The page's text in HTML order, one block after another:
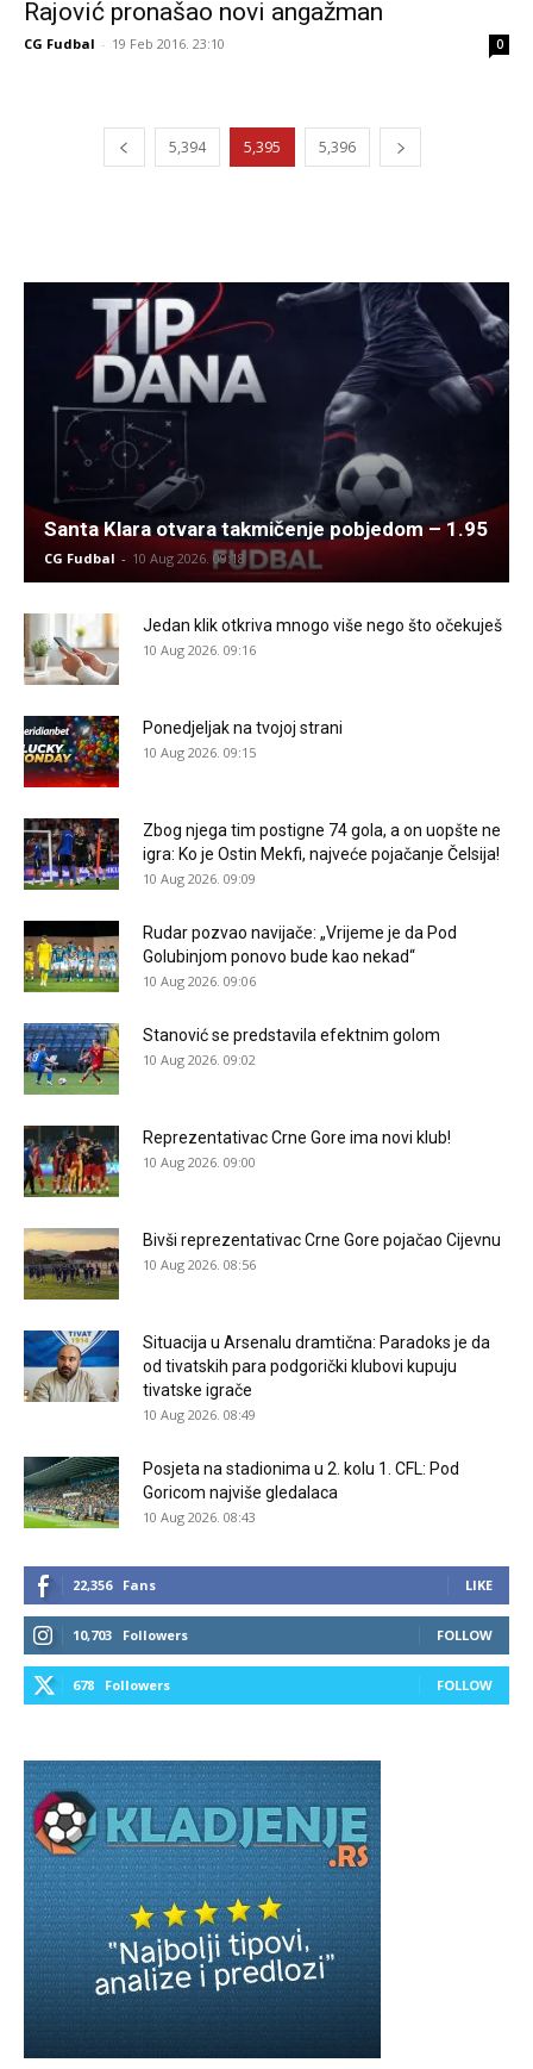
Rajović pronašao novi angažman
CG Fudbal - 19 Feb 2016. 23:10 0
5,394 5,395 5,396
Santa Klara otvara takmičenje pobjedom – 1.95
CG Fudbal - 10 Aug 2026. 09:18
Jedan klik otkriva mnogo više nego što očekuješ
10 Aug 2026. 09:16
Ponedjeljak na tvojoj strani
10 Aug 2026. 09:15
Zbog njega tim postigne 74 gola, a on uopšte ne
igra: Ko je Ostin Mekfi, najveće pojačanje Čelsija!
10 Aug 2026. 09:09
Rudar pozvao navijače: „Vrijeme je da Pod
Golubinjom ponovo bude kao nekad“
10 Aug 2026. 09:06
Stanović se predstavila efektnim golom
10 Aug 2026. 09:02
Reprezentativac Crne Gore ima novi klub!
10 Aug 2026. 09:00
Bivši reprezentativac Crne Gore pojačao Cijevnu
10 Aug 2026. 08:56
Situacija u Arsenalu dramtična: Paradoks je da
od tivatskih para podgorički klubovi kupuju
tivatske igrače
10 Aug 2026. 08:49
Posjeta na stadionima u 2. kolu 1. CFL: Pod
Goricom najviše gledalaca
10 Aug 2026. 08:43
22,356 Fans LIKE
10,703 Followers FOLLOW
678 Followers FOLLOW